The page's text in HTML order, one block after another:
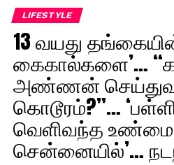
LIFESTYLE
13 வயது
கைகால்களை’…
அண்ணன்
கொடூரம்?”…
வெளிவந்த உண்மை
சென்னையில்’…